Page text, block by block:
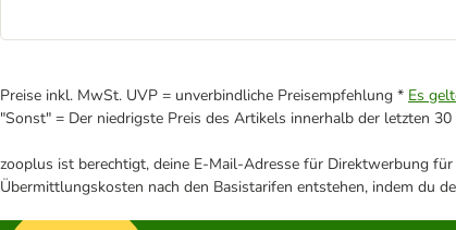
Preise inkl. MwSt. UVP = unverbindliche Preisempfehlung * Es
"Sonst" = Der niedrigste Preis des Artikels innerhalb der letzten 30
zooplus ist berechtigt, deine E-Mail-Adresse für Direktwerbung
Übermittlungskosten nach den Basistarifen entstehen, indem du